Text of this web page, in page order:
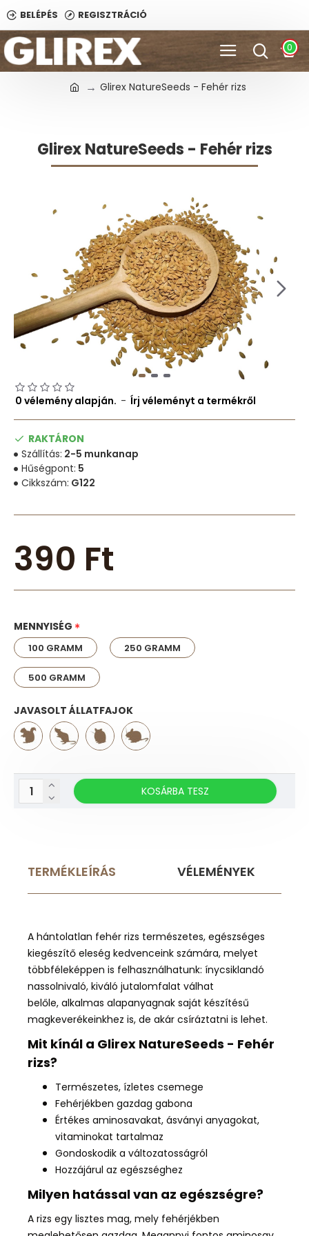
BELÉPÉS REGISZTRÁCIÓ
0
Glirex NatureSeeds - Fehér rizs
Glirex NatureSeeds - Fehér rizs
RAKTÁRON
Hűségpont: 5
Cikkszám: G122
Szállítás: 2-5 munkanap
0 vélemény alapján. - Írj véleményt a termékről
390 Ft
MENNYISÉG
100 GRAMM 250 GRAMM
500 GRAMM
JAVASOLT ÁLLATFAJOK
KOSÁRBA TESZ
TERMÉKLEÍRÁS VÉLEMÉNYEK
A hántolatlan fehér rizs természetes, egészséges
kiegészítő eleség kedvenceink számára, melyet
többféleképpen is felhasználhatunk: ínycsiklandó
nassolnivaló, kiváló jutalomfalat válhat
belőle, alkalmas alapanyagnak saját készítésű
magkeverékeinkhez is, de akár csíráztatni is lehet.
Mit kínál a Glirex NatureSeeds - Fehér
rizs?
Természetes, ízletes csemege
Fehérjékben gazdag gabona
Értékes aminosavakat, ásványi anyagokat,
vitaminokat tartalmaz
Gondoskodik a változatosságról
Hozzájárul az egészséghez
Milyen hatással van az egészségre?
A rizs egy lisztes mag, mely fehérjékben